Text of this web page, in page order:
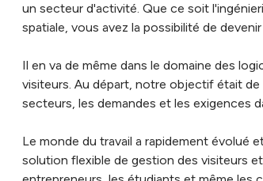
un secteur d'activité. Que ce soit
spatiale, vous avez la possibilité de
Il en va de même dans le domaine des
visiteurs. Au départ, notre objectif était
secteurs, les demandes et les exigences
Le monde du travail a rapidement évolué
solution flexible de gestion des visiteurs